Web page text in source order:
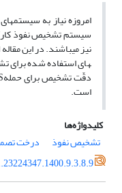
امروزه نیاز به
سیستم تشخیص نفوذ
است.
کلیدواژه‌ها
تشخیص نفوذ
درخت